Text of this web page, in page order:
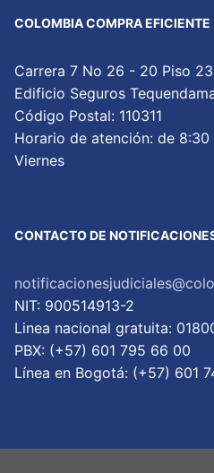
COLOMBIA COMPRA EFICIENTE
Carrera 7 No 26 - 20 Piso
Edificio Seguros
Código Postal: 110311
Horario de atención: de
Viernes
CONTACTO DE
NIT: 900514913-2
Linea nacional gratuita:
PBX: (+57) 601 795 66 00
Lí­nea en Bogotá: (+57) 601